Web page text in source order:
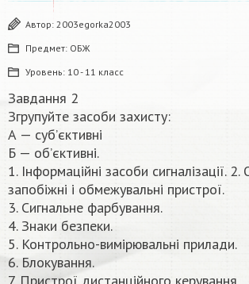
Автор: 2003egorka2003
Предмет: ОБЖ
Уровень: 10 - 11 класс
Завдання 2
Згрупуйте засоби захисту:
А — суб’єктивні
Б — об’єктивні.
1. Інформаційні засоби сигналізації.
запобіжні і обмежувальні пристрої.
3. Сигнальне фарбування.
4. Знаки безпеки.
5. Контрольно-вимірювальні прилади.
6. Блокування.
7. Пристрої дистанційного керування​